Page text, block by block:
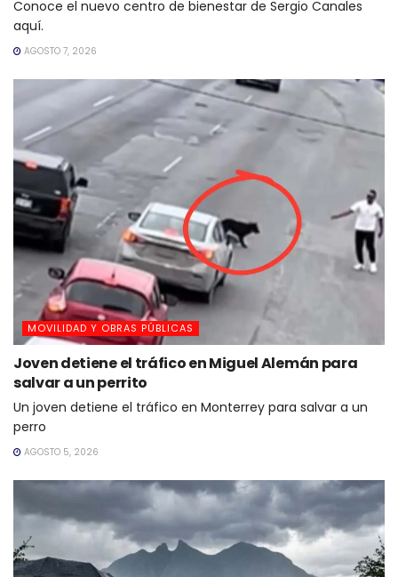
Conoce el nuevo centro de bienestar de Sergio Canales
aquí.
AGOSTO 7, 2026
MOVILIDAD Y OBRAS PÚBLICAS
Joven detiene el tráfico en Miguel Alemán para
salvar a un perrito
Un joven detiene el tráfico en Monterrey para salvar a un
perro
AGOSTO 5, 2026